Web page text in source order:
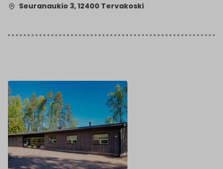
Seuranaukio 3, 12400 Tervakoski